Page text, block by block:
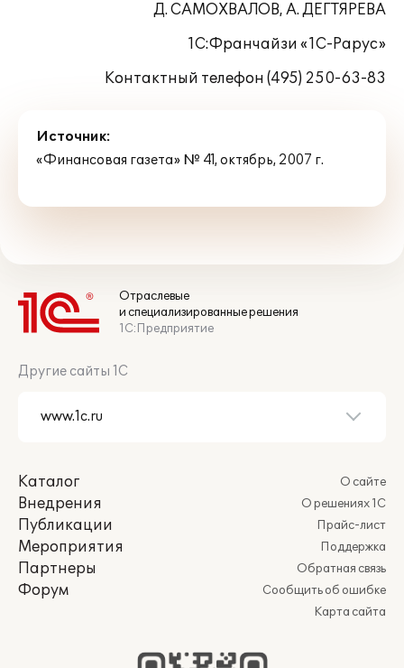
Д. САМОХВАЛОВ, А. ДЕГТЯРЕВА
1С:Франчайзи «1С-Рарус»
Контактный телефон (495) 250-63-83
Источник:
«Финансовая газета» № 41, октябрь, 2007 г.
Отраслевые
и специализированные решения
1С:Предприятие
Другие сайты 1С
Каталог
Внедрения
Публикации
Мероприятия
Партнеры
Форум
О сайте
О решениях 1С
Прайс-лист
Поддержка
Обратная связь
Сообщить об ошибке
Карта сайта